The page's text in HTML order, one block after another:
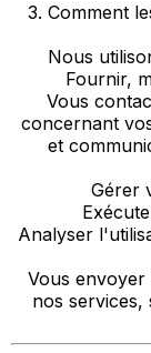
3. Comment
Nous
Fournir,
Vous
concernant
et
Gérer
Analyser
Vous
nos services,